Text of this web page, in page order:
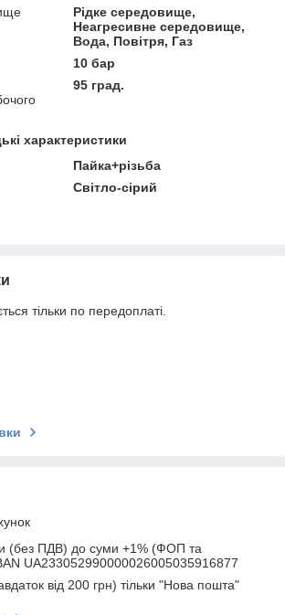
Рідке середовище,
Неагресивне середовище,
Вода, Повітря, Газ
10 бар
95 град.
характеристики
Пайка+різьба
Світло-сірий
тільки по передоплаті.
(без ПДВ) до суми +1% (ФОП та
UA233052990000026005035916877
від 200 грн) тільки "Нова пошта"